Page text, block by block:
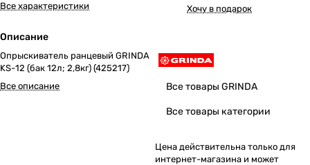
Все характеристики
Описание
Опрыскиватель ранцевый GRINDA
KS-12 (бак 12л; 2,8кг) (425217)
Все описание
Хочу в подарок
Все товары GRINDA
Все товары категории
Цена действительна только для
интернет-магазина и может